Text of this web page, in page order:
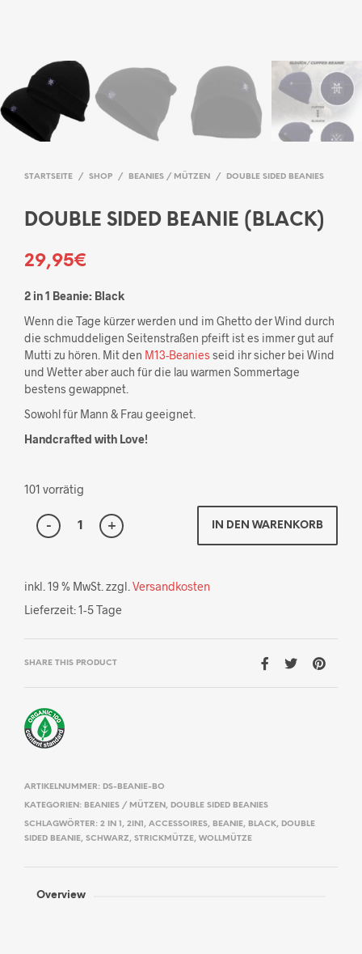
STARTSEITE / SHOP / BEANIES / MÜTZEN / DOUBLE SIDED BEANIES
DOUBLE SIDED BEANIE (BLACK)
29,95€
2 in 1 Beanie: Black
Wenn die Tage kürzer werden und im Ghetto der Wind durch
die schmuddeligen Seitenstraßen pfeift ist es immer gut auf
Mutti zu hören. Mit den M13-Beanies seid ihr sicher bei Wind
und Wetter aber auch für die lau warmen Sommertage
bestens gewappnet.
Sowohl für Mann & Frau geeignet.
Handcrafted with Love!
101 vorrätig
IN DEN WARENKORB
inkl. 19 % MwSt. zzgl. Versandkosten
Lieferzeit:1-5 Tage
SHARE THIS PRODUCT
ARTIKELNUMMER: DS-BEANIE-BO
KATEGORIEN: BEANIES / MÜTZEN , DOUBLE SIDED BEANIES
SCHLAGWÖRTER: 2 IN 1 , 2IN1 , ACCESSOIRES, BEANIE, BLACK, DOUBLE
SIDED BEANIE, SCHWARZ, STRICKMÜTZE, WOLLMÜTZE
Overview